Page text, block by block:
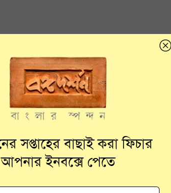
সপ্তাহের বাছাই করা ফিচার
আপনার ইনবক্সে পেতে